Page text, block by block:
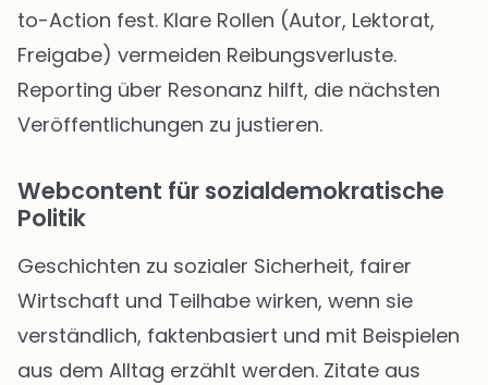
to-Action fest. Klare Rollen (Autor, Lektorat,
Freigabe) vermeiden Reibungsverluste.
Reporting über Resonanz hilft, die nächsten
Veröffentlichungen zu justieren.
Webcontent für sozialdemokratische
Politik
Geschichten zu sozialer Sicherheit, fairer
Wirtschaft und Teilhabe wirken, wenn sie
verständlich, faktenbasiert und mit Beispielen
aus dem Alltag erzählt werden. Zitate aus